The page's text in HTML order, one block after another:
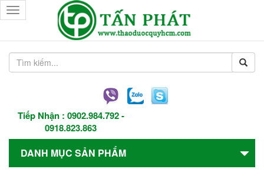
Tiếp Nhận : 0902.984.792-
0918.823.863
Toggle
navigation
DANH MỤC SẢN PHẨM